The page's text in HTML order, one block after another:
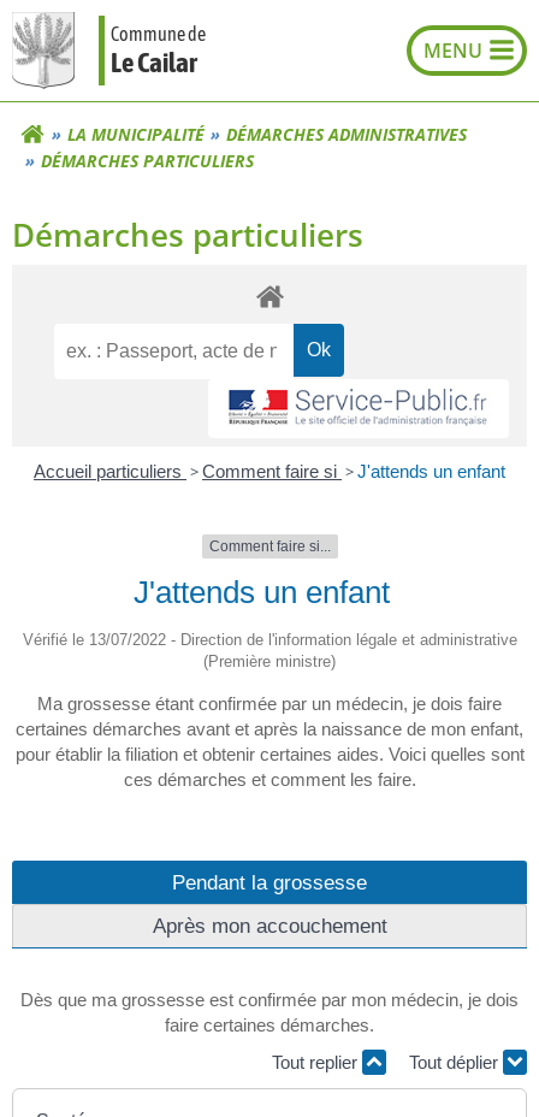
Aller
au
contenu
Commune de
Le Cailar
LA MUNICIPALITÉ
DÉMARCHES ADMINISTRATIVES
DÉMARCHES PARTICULIERS
Démarches particuliers
Accueil particuliers >Comment faire si >J'attends un enfant
Comment faire si...
J'attends un enfant
Vérifié le 13/07/2022 - Direction de l'information légale et administrative
(Première ministre)
Ma grossesse étant confirmée par un médecin, je dois faire
certaines démarches avant et après la naissance de mon enfant,
pour établir la filiation et obtenir certaines aides. Voici quelles sont
ces démarches et comment les faire.
Pendant la grossesse
Après mon accouchement
Dès que ma grossesse est confirmée par mon médecin, je dois
faire certaines démarches.
Tout replier
Tout déplier